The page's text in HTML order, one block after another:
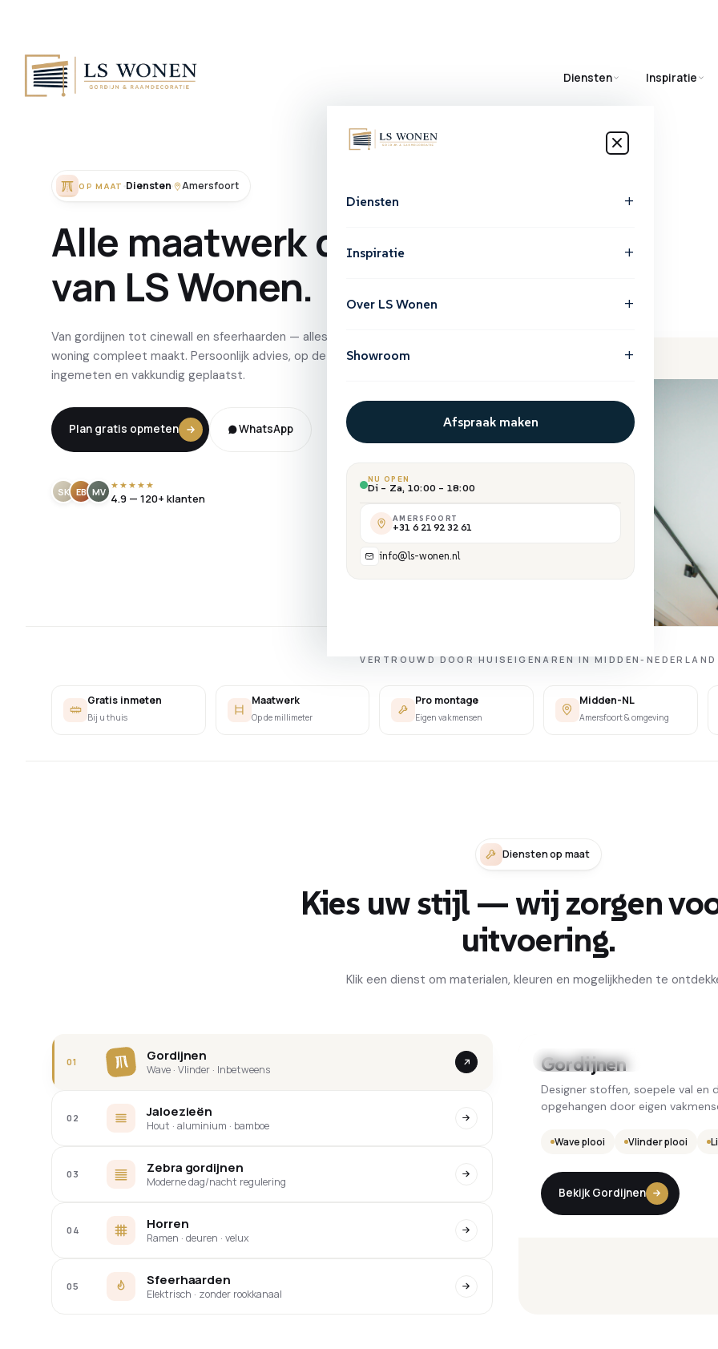
Diensten Inspiratie
Diensten
Inspiratie
Over LS Wonen
Showroom
Afspraak maken
NU OPEN
Di – Za, 10:00 – 18:00
AMERSFOORT
+31 6 21 92 32 61
info@ls-wonen.nl
OP MAAT Diensten Amersfoort
Alle maatwerkdiensten
van LSWonen.
Van gordijnen tot cinewall en sfeerhaarden — alles wat uw
woning compleet maakt. Persoonlijk advies, op de millimeter
ingemeten en vakkundig geplaatst.
Plan gratis opmeten WhatsApp
SK EB MV
★★★★★
4.9 — 120+ klanten
VERTROUWD DOOR HUISEIGENAREN IN MIDDEN-NEDERLAND
Gratis inmeten
Bij u thuis
Maatwerk
Op de millimeter
Pro montage
Eigen vakmensen
Midden-NL
Amersfoort & omgeving
Diensten op maat
Kies uw stijl — wij zorgen
uitvoering.
Klik een dienst om materialen, kleuren en mogelijkheden te
01 Gordijnen
Wave · Vlinder · Inbetweens
02 Jaloezieën
Hout · aluminium · bamboe
03 Zebra gordijnen
Moderne dag/nacht regulering
04 Horren
Ramen · deuren · velux
05 Sfeerhaarden
Elektrisch · zonder rookkanaal
Mart Visser collectie
Gordijnen
Designer stoffen, soepele val en
opgehangen door eigen
Wave plooi Vlinder plooi
Bekijk Gordijnen
50mm lamellen 25mm
Dag/nacht Verduisterend
Plissé Rolhor Schuifhor
Inbouw Standalone